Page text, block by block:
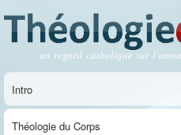
contenu
principal
Théologie du Corps
un regard catholique sur
Menu principal
Intro
Théologie du Corps